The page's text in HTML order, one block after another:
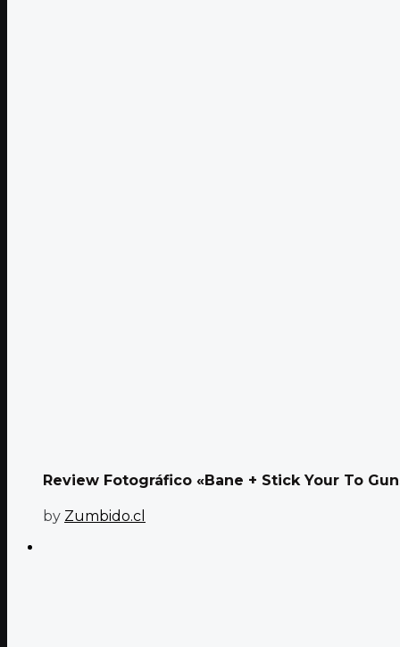
Review Fotográfico «Bane + Stick Your To
by Zumbido.cl